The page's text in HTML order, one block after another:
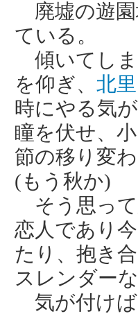
廃墟の遊園
ている。
傾いてしま
を仰ぎ、 北
時にやる気
瞳を伏せ、
節の移り変
(もう秋か)
そう思って
恋人であり
たり、抱き
スレンダー
気が付けば